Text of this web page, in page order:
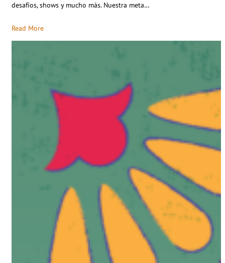
desafíos, shows y mucho más. Nuestra meta…
Read More